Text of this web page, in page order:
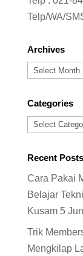
Telp/WA/
Archives
Archives
Categories
Categories
Recent Posts
Cara Pakai
Belajar
Kusam 5
Trik
Mengkilap